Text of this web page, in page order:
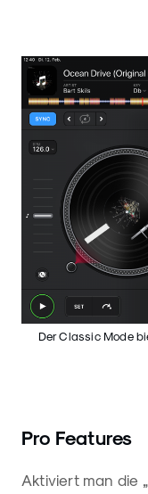
Der Classic Mode
Pro Features
Aktiviert man die